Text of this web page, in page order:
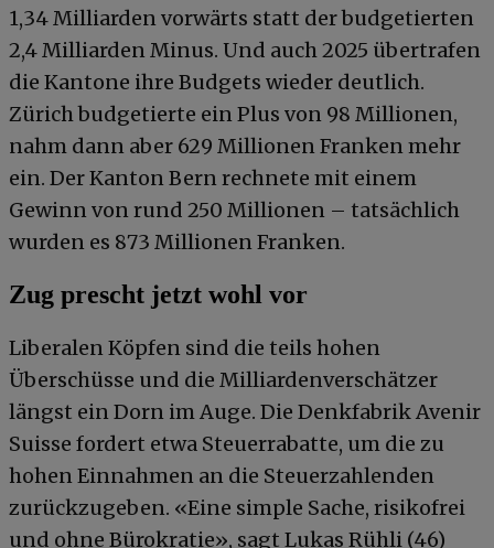
1,34 Milliarden vorwärts statt der budgetierten
2,4 Milliarden Minus. Und auch 2025 übertrafen
die Kantone ihre Budgets wieder deutlich.
Zürich budgetierte ein Plus von 98 Millionen,
nahm dann aber 629 Millionen Franken mehr
ein. Der Kanton Bern rechnete mit einem
Gewinn von rund 250 Millionen – tatsächlich
wurden es 873 Millionen Franken.
Zug prescht jetzt wohl vor
Liberalen Köpfen sind die teils hohen
Überschüsse und die Milliardenverschätzer
längst ein Dorn im Auge. Die Denkfabrik Avenir
Suisse fordert etwa Steuerrabatte, um die zu
hohen Einnahmen an die Steuerzahlenden
zurückzugeben. «Eine simple Sache, risikofrei
und ohne Bürokratie», sagt Lukas Rühli (46)